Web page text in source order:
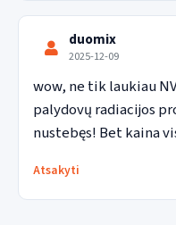
duomix
2025-12-09
wow, ne tik laukiau
palydovų radiacijos
nustebęs! Bet kaina
Atsakyti